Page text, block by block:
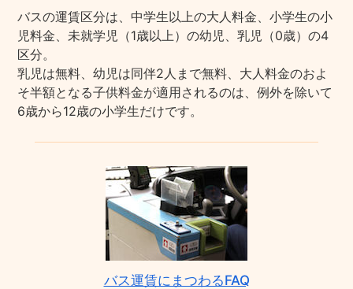
バスの運賃区分は、中学生以上の大人料金、小学生の小
児料金、未就学児（1歳以上）の幼児、乳児（0歳）の4
区分。
乳児は無料、幼児は同伴2人まで無料、大人料金のおよ
そ半額となる子供料金が適用されるのは、例外を除いて
6歳から12歳の小学生だけです。
バス運賃にまつわるFAQ